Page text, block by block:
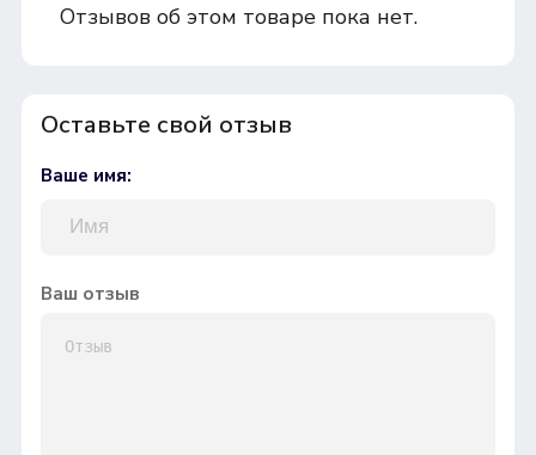
Отзывов об этом товаре пока нет.
Оставьте свой отзыв
Ваше имя:
Ваш отзыв